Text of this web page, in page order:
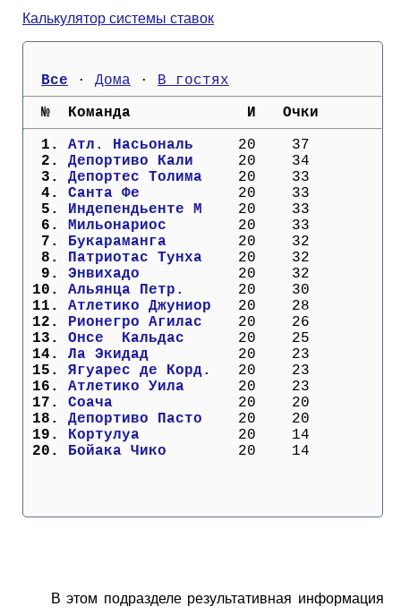
Калькулятор системы ставок
Все · Дома ·
В гостях
  №  Команда             И   Очки
  1.
Атл. Насьональ
  20    37
  2.
Депортиво Кали
  20    34
  3.
Депортес Толима
  20    33
  4.
Санта Фе
  20    33
  5.
Индепендьенте М
  20    33
  6.
Мильонариос
  20    33
  7.
Букараманга
  20    32
  8.
Патриотас Тунха
  20    32
  9.
Энвихадо
  20    32
10. Альянца Петр.
  20    30
11. Атлетико Джуниор
  20    28
12.
Рионегро Агилас
  20    26
13. Онсе  Кальдас
  20    25
14. Ла Экидад
  20    23
15. Ягуарес де Корд.
  20    23
16. Атлетико Уила
  20    23
17. Соача
  20    20
18. Депортиво Пасто
  20    20
19.
Кортулуа
  20    14
20.
Бойака Чико
  20    14
В этом подразделе результативная информация